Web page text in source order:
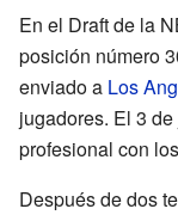
En el Draft de la
posición número
enviado a Los
jugadores. El 3
profesional con
Después de dos